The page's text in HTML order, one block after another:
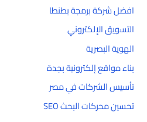
افضل شركة برمجة بطنطا
التسويق الإلكتروني
الهوية البصرية
بناء مواقع إلكترونية بجدة
تأسيس الشركات في مصر
تحسين محركات البحث SEO